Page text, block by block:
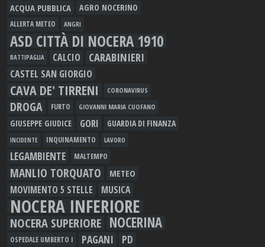
ACQUA PUBBLICA AGRO NOCERINO
ALLERTA METEO ANGRI
ASD CITTÀ DI NOCERA 1910
BATTIPAGLIA CALCIO CARABINIERI
CASTEL SAN GIORGIO
CAVA DE' TIRRENI CORONAVIRUS
DROGA FURTO GIOVANNI MARIA CUOFANO
GIUSEPPE GIUDICE GORI GUARDIA DI FINANZA
INCIDENTE INQUINAMENTO LAVORO
LEGAMBIENTE MALTEMPO
MANLIO TORQUATO METEO
MOVIMENTO 5 STELLE MUSICA
NOCERA INFERIORE
NOCERA SUPERIORE NOCERINA
OSPEDALE UMBERTO I PAGANI PD